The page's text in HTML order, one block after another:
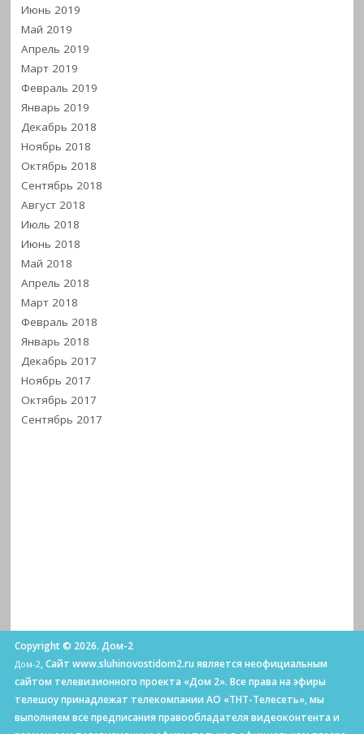
Июнь 2019
Май 2019
Апрель 2019
Март 2019
Февраль 2019
Январь 2019
Декабрь 2018
Ноябрь 2018
Октябрь 2018
Сентябрь 2018
Август 2018
Июль 2018
Июнь 2018
Май 2018
Апрель 2018
Март 2018
Февраль 2018
Январь 2018
Декабрь 2017
Ноябрь 2017
Октябрь 2017
Сентябрь 2017
Copyright © 2026. Дом-2
Дом-2, Сайт www.sluhinovostidom2.ru является неофициальным
сайтом телевизионного проекта «Дом 2». Все права на эфиры
телешоу принадлежат телекомпании АО «ТНТ-Телесеть», мы
выполняем все предписания правообладателя видеоконтента и